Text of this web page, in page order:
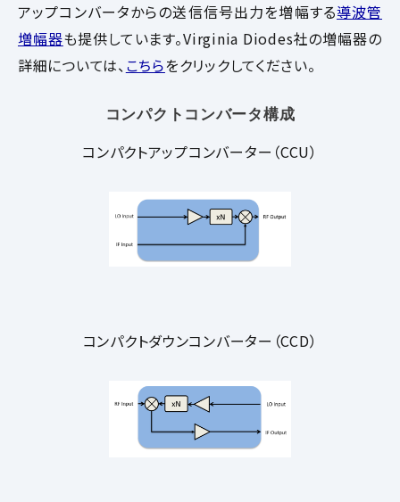
アップコンバータからの送信信号出力を増幅する導波管
増幅器も提供しています。Virginia Diodes社の増幅器の
詳細については、こちらをクリックしてください。
コンパクトコンバータ構成
コンパクトアップコンバーター（CCU）
コンパクトダウンコンバーター（CCD）